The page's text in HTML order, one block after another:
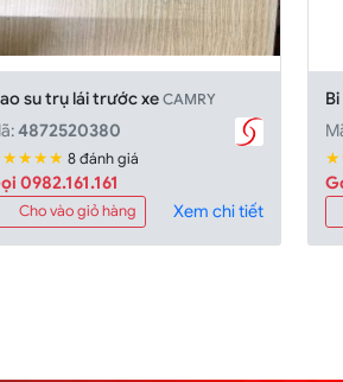
su trụ lái trước xeCAMRY
4872520380
8 đánh giá
0982.161.161
Cho vào giỏ hàng Xem chi tiết